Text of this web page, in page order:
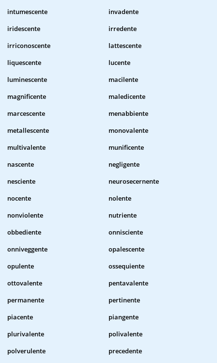
intumescente
invadente
iridescente
irredente
irriconoscente
lattescente
liquescente
lucente
luminescente
macilente
magnificente
maledicente
marcescente
menabbiente
metallescente
monovalente
multivalente
munificente
nascente
negligente
nesciente
neurosecernente
nocente
nolente
nonviolente
nutriente
obbediente
onnisciente
onniveggente
opalescente
opulente
ossequiente
ottovalente
pentavalente
permanente
pertinente
piacente
piangente
plurivalente
polivalente
polverulente
precedente